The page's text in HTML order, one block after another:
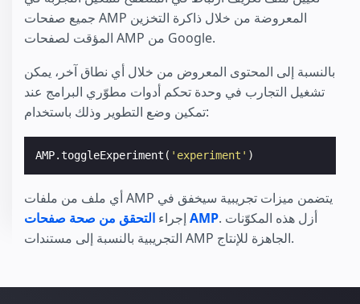
جميع صفحات AMP المعروضة من خلال ذاكرة التخزين
المؤقت لصفحات AMP من Google.
بالنسبة إلى المحتوى المعروض من خلال أي نطاق آخر، يمكن
تشغيل التجارب في وحدة تحكم أدوات مطوّري البرامج عند
تمكين وضع التطوير وذلك باستخدام:
AMP.toggleExperiment ( 'experiment' )
أي ملف من ملفات AMP يتضمن ميزات تجريبية سيخفق في
إجراء التحقق من صحة صفحات AMP. أزل هذه المكوّنات
التجريبية بالنسبة إلى مستندات AMP الجاهزة للإنتاج.